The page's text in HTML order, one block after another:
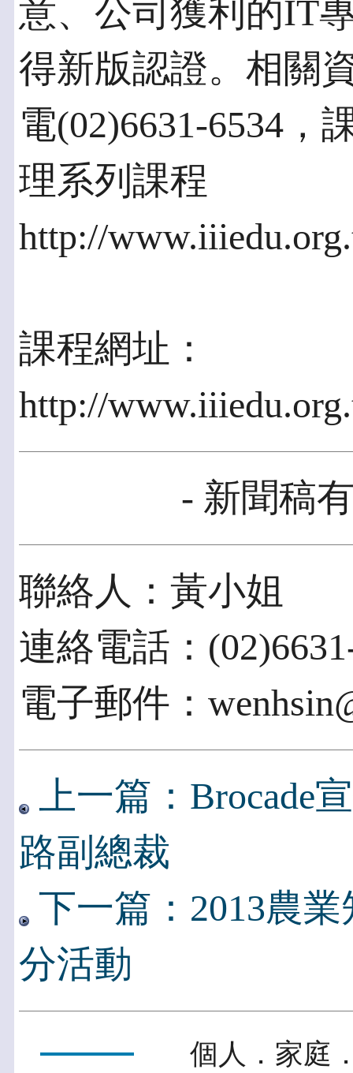
意、公司獲利的IT
得新版認證。相關
電(02)6631-6534，
理系列課程
http://
課程網址：
http://
- 新聞稿
聯絡人：黃小姐
連絡電話：
電子郵件：
上一篇：Brocade
路副總裁
下一篇：2013農
分活動
個人．家庭